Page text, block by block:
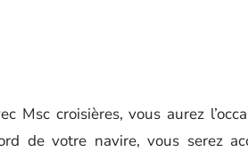
Msc croisières, vous aurez
de votre navire, vous serez